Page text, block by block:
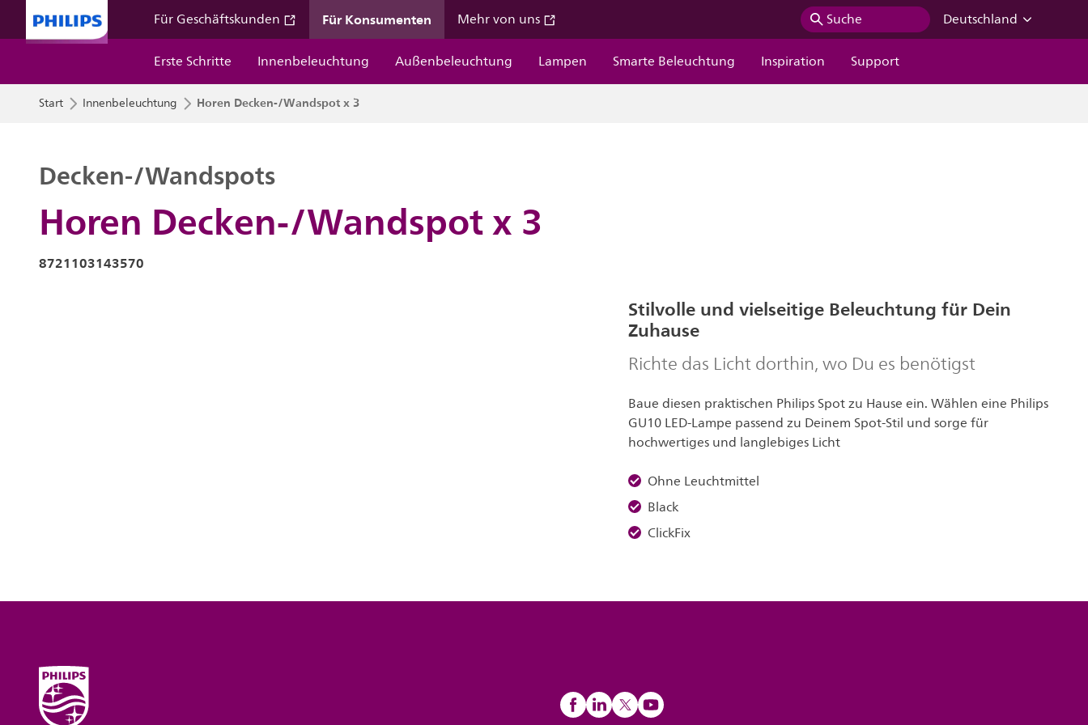
Für Geschäftskunden Für Konsumenten Mehr von uns Suche
Deutschland
Erste Schritte
Innenbeleuchtung Außenbeleuchtung Lampen Smarte Beleuchtung Inspiration Support
Start Innenbeleuchtung Horen Decken-/Wandspot x 3
Horen Decken-/Wandspot x 3
Decken-/Wandspots
8721103143570
Stilvolle und vielseitige Beleuchtung für Dein
Zuhause
Richte das Licht dorthin, wo Du es benötigst
Baue diesen praktischen Philips Spot zu Hause ein. Wählen eine Philips
GU10 LED-Lampe passend zu Deinem Spot-Stil und sorge für
hochwertiges und langlebiges Licht
Ohne Leuchtmittel
Black
ClickFix